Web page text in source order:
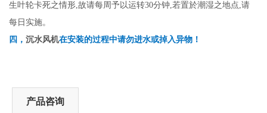
生叶轮卡死之情形,故请每周予以运转30分钟,若置於潮湿之地点,请
每日实施。
四，沉水风机在安装的过程中请勿进水或掉入异物！
产品咨询